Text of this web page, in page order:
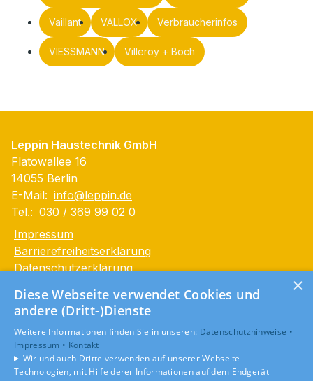
Vaillant VALLOX Verbraucherinfos
VIESSMANN Villeroy + Boch
Leppin Haustechnik GmbH
Flatowallee 16
14055 Berlin
E-Mail: info@leppin.de
Tel.: 030 / 369 99 02 0
Impressum
Barrierefreiheitserklärung
Datenschutzerklärung
Unsere Bereiche
Privatkunden
Gewerbekunden
Karriere
×
Diese Webseite verwendet Cookies und
andere (Dritt-)Dienste
Weitere Informationen finden Sie in unseren: Datenschutzhinweise •
Impressum • Kontakt
Wir und auch Dritte verwenden auf unserer Webseite
Technologien, mit Hilfe derer Informationen auf dem Endgerät